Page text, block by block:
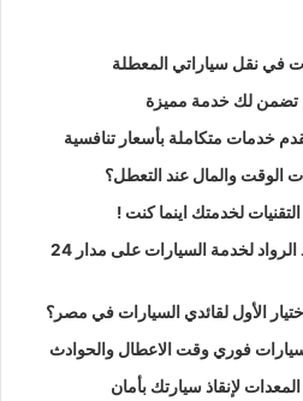
في نقل سياراتي المعطلة
خدمات متكاملة بأسعار تنافسية
الوقت والمال عند التعطل؟
لخدمتك اينما كنت !
تعرف على مميزات ونش انقاذ الرواد لخدمة السيارات على مدار 24
الأول لقائدي السيارات في مصر؟
فوري وقت الاعطال والحوادث
لإنقاذ سيارتك بأمان